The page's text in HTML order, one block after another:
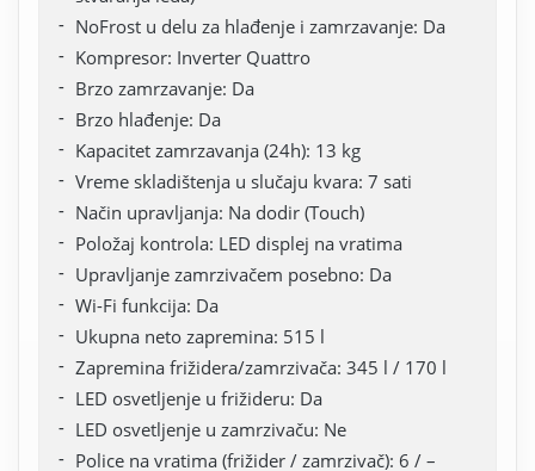
NoFrost u delu za hlađenje i zamrzavanje: Da
Kompresor: Inverter Quattro
Brzo zamrzavanje: Da
Brzo hlađenje: Da
Kapacitet zamrzavanja (24h): 13 kg
Vreme skladištenja u slučaju kvara: 7 sati
Način upravljanja: Na dodir (Touch)
Položaj kontrola: LED displej na vratima
Upravljanje zamrzivačem posebno: Da
Wi-Fi funkcija: Da
Ukupna neto zapremina: 515 l
Zapremina frižidera/zamrzivača: 345 l / 170 l
LED osvetljenje u frižideru: Da
LED osvetljenje u zamrzivaču: Ne
Police na vratima (frižider / zamrzivač): 6 / –